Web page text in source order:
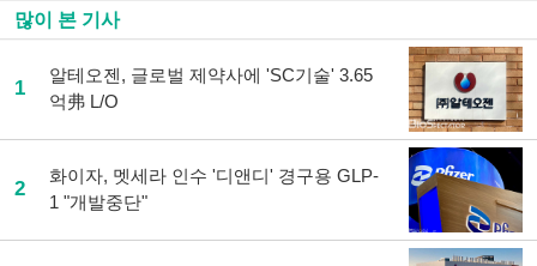
많이 본 기사
1
알테오젠, 글로벌 제약사에 'SC기술' 3.65
억弗 L/O
2
화이자, 멧세라 인수 '디앤디' 경구용 GLP-
1 "개발중단"